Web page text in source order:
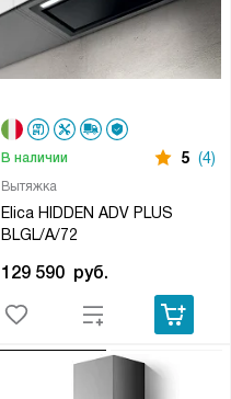
Вытяжка
Elica HIDDEN ADV PLUS
BLGL/A/72
В наличии 5 (4)
129 590 руб.